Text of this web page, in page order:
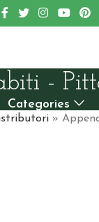
-
Categories
»